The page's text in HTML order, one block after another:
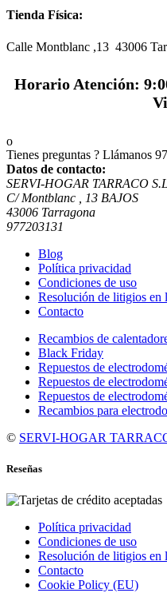
Tienda Física:
Calle Montblanc ,13 43006
Horario Atención:
Tienes preguntas ? Llámanos
Datos de contacto:
SERVI-HOGAR TARRACO S.L
C/ Montblanc , 13 BAJOS
43006 Tarragona
977203131
Blog
Política privacidad
Condiciones de uso
Resolución de litigios en
Contacto
Recambios de
Black Friday
Repuestos de
Repuestos de
Repuestos de
Recambios para
© SERVI-HOGAR
Reseñas
Política privacidad
Condiciones de uso
Resolución de litigios en
Contacto
Cookie Policy (EU)